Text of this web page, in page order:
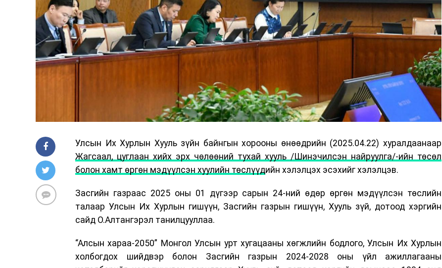
Улсын Их Хурлын Хууль зүйн байнгын хорооны өнөөдрийн (2025.04.22) хуралдаанаар
Жагсаал, цуглаан хийх эрх чөлөөний тухай хууль /Шинэчилсэн найруулга/-ийн төсөл
болон хамт өргөн мэдүүлсэн хуулийн төслүүдийн хэлэлцэх эсэхийг хэлэлцэв.
Засгийн газраас 2025 оны 01 дүгээр сарын 24-ний өдөр өргөн мэдүүлсэн төслийн
талаар Улсын Их Хурлын гишүүн, Засгийн газрын гишүүн, Хууль зүй, дотоод хэргийн
сайд О.Алтангэрэл танилцууллаа.
“Алсын хараа-2050” Монгол Улсын урт хугацааны хөгжлийн бодлого, Улсын Их Хурлын
холбогдох шийдвэр болон Засгийн газрын 2024-2028 оны үйл ажиллагааны